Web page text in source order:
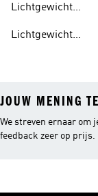
Lichtgewicht
Lichtgewicht
JOUW MENING
We streven ernaar om
feedback zeer op prijs.